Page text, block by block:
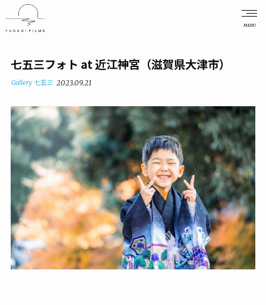
MENU
七五三フォト at 近江神宮（滋賀県大津市）
Gallery 七五三 2023.09.21